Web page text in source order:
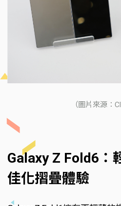
（圖片來源：
Galaxy Z Fold6：
佳化摺疊體驗